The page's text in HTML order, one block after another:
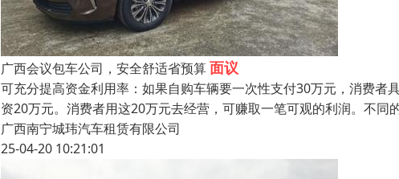
广西会议包车公司，安全舒适省预算面议
可充分提高资金利用率：如果自购车辆要一次性支付30万元，消费
资20万元。消费者用这20万元去经营，可赚取一笔可观的利润。不
广西南宁城玮汽车租赁有限公司
25-04-20 10:21:01